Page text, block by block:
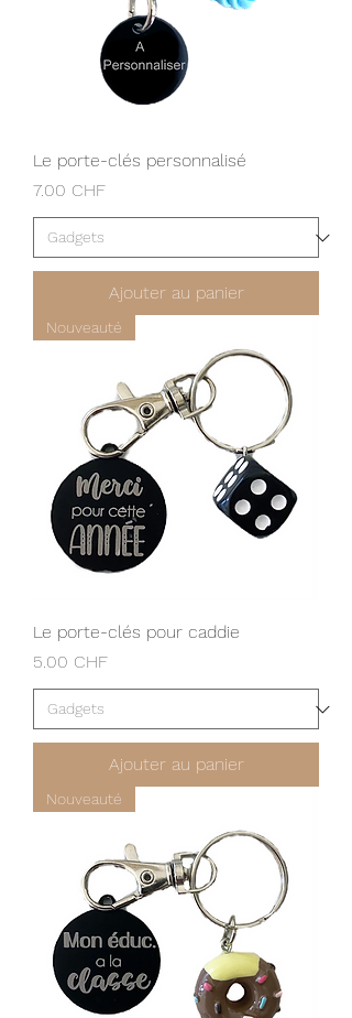
Le porte-clés personnalisé
Prix
7.00 CHF
Ajouter au panier
Nouveauté
Le porte-clés pour caddie
Prix
5.00 CHF
Ajouter au panier
Nouveauté